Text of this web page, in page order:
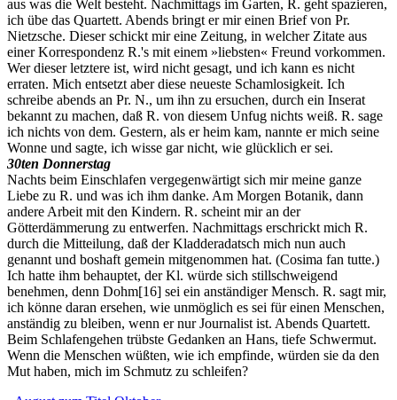
aus was die Welt besteht. Nachmittags im Garten, R. geht spazieren,
ich übe das Quartett. Abends bringt er mir einen Brief von Pr.
Nietzsche. Dieser schickt mir eine Zeitung, in welcher Zitate aus
einer Korrespondenz R.'s mit einem »liebsten« Freund vorkommen.
Wer dieser letztere ist, wird nicht gesagt, und ich kann es nicht
erraten. Mich entsetzt aber diese neueste Schamlosigkeit. Ich
schreibe abends an Pr. N., um ihn zu ersuchen, durch ein Inserat
bekannt zu machen, daß R. von diesem Unfug nichts weiß. R. sage
ich nichts von dem. Gestern, als er heim kam, nannte er mich seine
Wonne und sagte, ich wisse gar nicht, wie glücklich er sei.
30ten Donnerstag
Nachts beim Einschlafen vergegenwärtigt sich mir meine ganze
Liebe zu R. und was ich ihm danke. Am Morgen Botanik, dann
andere Arbeit mit den Kindern. R. scheint mir an der
Götterdämmerung zu entwerfen. Nachmittags erschrickt mich R.
durch die Mitteilung, daß der Kladderadatsch mich nun auch
genannt und boshaft gemein mitgenommen hat. (Cosima fan tutte.)
Ich hatte ihm behauptet, der Kl. würde sich stillschweigend
benehmen, denn Dohm[16] sei ein anständiger Mensch. R. sagt mir,
ich könne daran ersehen, wie unmöglich es sei für einen Menschen,
anständig zu bleiben, wenn er nur Journalist ist. Abends Quartett.
Beim Schlafengehen trübste Gedanken an Hans, tiefe Schwermut.
Wenn die Menschen wüßten, wie ich empfinde, würden sie da den
Mut haben, mich im Schmutz zu schleifen?